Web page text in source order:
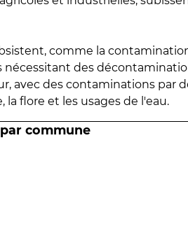
comme la
des
avec des contaminations par
flore et les usages de l'eau.
commune